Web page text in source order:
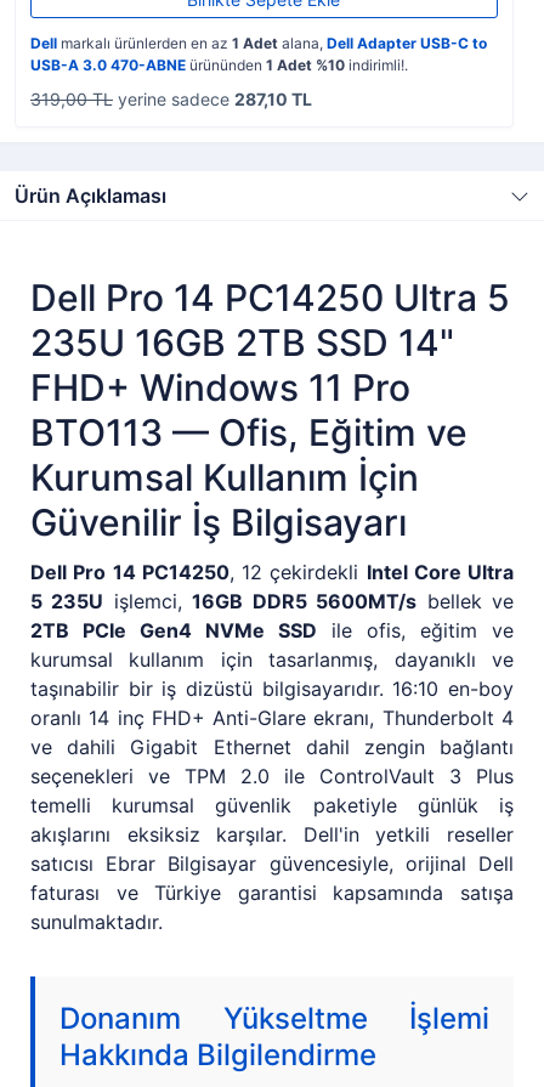
Dell markalı ürünlerden en az 1 Adet alana, Dell Adapter USB-C to
USB-A 3.0 470-ABNE ürününden 1 Adet %10 indirimli!.
319,00 TL yerine sadece 287,10 TL
Ürün Açıklaması
Dell Pro 14 PC14250 Ultra 5
235U 16GB 2TB SSD 14"
FHD+ Windows 11 Pro
BTO113 — Ofis, Eğitim ve
Kurumsal Kullanım İçin
Güvenilir İş Bilgisayarı
Dell Pro 14 PC14250, 12 çekirdekli Intel Core Ultra
5 235U işlemci,16GB DDR5 5600MT/s bellek ve
2TB PCIe Gen4 NVMe SSD ile ofis, eğitim ve
kurumsal kullanım için tasarlanmış, dayanıklı ve
taşınabilir bir iş dizüstü bilgisayarıdır. 16:10 en-boy
oranlı 14 inç FHD+ Anti-Glare ekranı, Thunderbolt 4
ve dahili Gigabit Ethernet dahil zengin bağlantı
seçenekleri ve TPM 2.0 ile ControlVault 3 Plus
temelli kurumsal güvenlik paketiyle günlük iş
akışlarını eksiksiz karşılar. Dell'in yetkili reseller
satıcısı Ebrar Bilgisayar güvencesiyle, orijinal Dell
faturası ve Türkiye garantisi kapsamında satışa
sunulmaktadır.
Donanım Yükseltme İşlemi
Hakkında Bilgilendirme